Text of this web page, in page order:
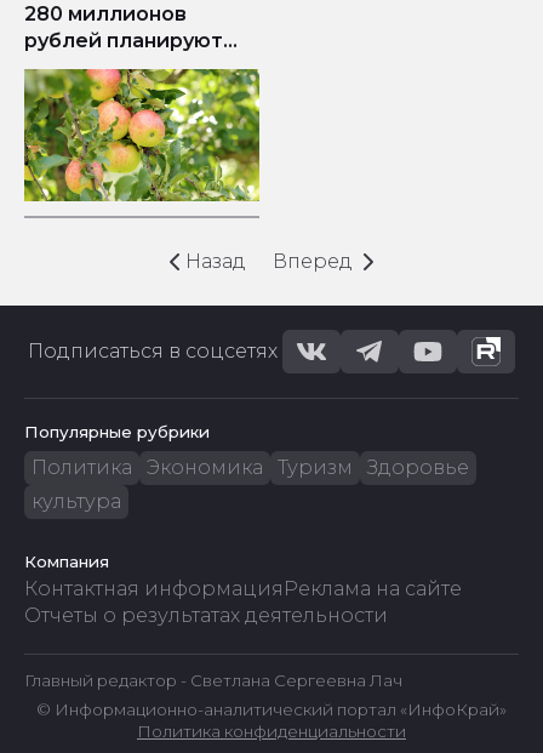
280 миллионов
рублей планируют
заложить в
Предгорном округе
Назад Вперед
Подписаться в соцсетях
Популярные рубрики
Политика Экономика Туризм
Здоровье
культура
Компания
Контактная информация Реклама на сайте
Отчеты о результатах деятельности
Главный редактор - Светлана Сергеевна Лач
© Информационно-аналитический портал «ИнфоКрай»
Политика конфиденциальности